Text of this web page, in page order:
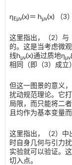
ηEμv(x)＝ hμv(x) （3）
这里指出，（2）与
的。这是当考虑微
线hμv(x)通过质地ημv
相同（即（3）成立
但这一图景的意义
扰动规范理论。它
局限，而只能将二
且均作为基本变量
这里指出，（2）中
时自身几何与引力
实验就可以验证。
切入点。